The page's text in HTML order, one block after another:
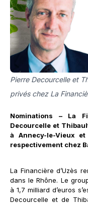
Pierre Decourcelle et
privés chez La
Nominations – La
Decourcelle et
à Annecy-le-Vieux
respectivement chez
La Financière d’Uzès
dans le Rhône. Le
à 1,7 milliard d’euros
Decourcelle et de